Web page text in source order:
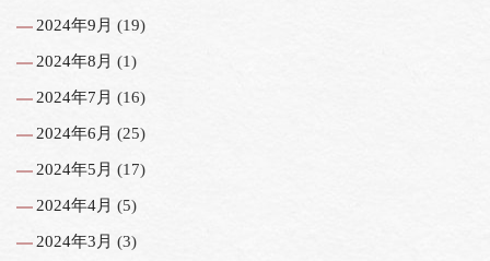
2024年9月 (19)
2024年8月 (1)
2024年7月 (16)
2024年6月 (25)
2024年5月 (17)
2024年4月 (5)
2024年3月 (3)